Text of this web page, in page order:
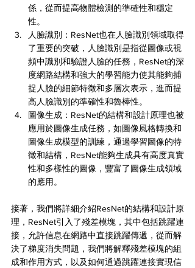
係，從而提高物體檢測的準確性和穩定
性。
人臉識別：ResNet也在人臉識別領域取得
了重要的突破，人臉識別是指從圖像或視
頻中識別和驗證人臉的任務，ResNet的深
度網路結構和強大的學習能力使其能夠捕
捉人臉的細節特徵和多層次表示，進而提
高人臉識別的準確性和魯棒性。
圖像生成：ResNet的結構和設計原理也被
應用於圖像生成任務，如圖像風格轉換和
圖像生成模型的訓練，通過學習圖像的特
徵和結構，ResNet能夠生成具有高度真實
性和多樣性的圖像，豐富了圖像生成領域
的應用。
接著，我們將詳細介紹ResNet的結構和設計原
理，ResNet引入了殘差模塊，其中包括跳躍連
接，允許信息在網路中直接跳躍傳遞，從而解
決了梯度消失問題，我們將解釋殘差模塊的組
成和作用方式，以及如何通過跳躍連接實現信